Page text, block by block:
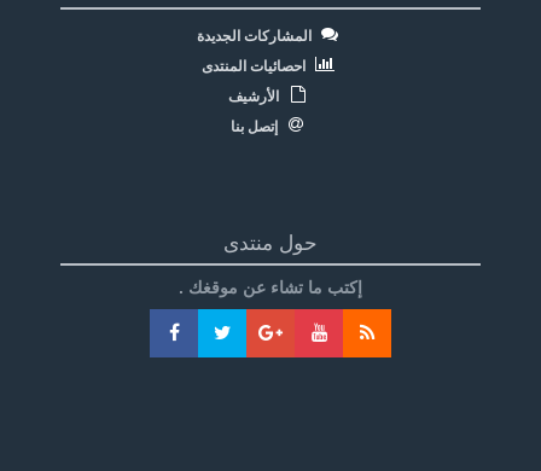
المشاركات الجديدة
احصائيات المنتدى
الأرشيف
إتصل بنا
حول منتدى
إكتب ما تشاء عن موقغك .